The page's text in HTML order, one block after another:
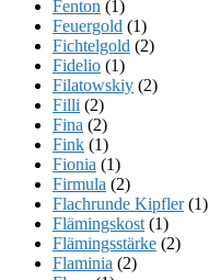
Fenton (1)
Feuergold (1)
Fichtelgold (2)
Fidelio (1)
Filatowskiy (2)
Filli (2)
Fina (2)
Fink (1)
Fionia (1)
Firmula (2)
Flachrunde Kipfler(1)
Flämingskost (1)
Flämingsstärke (2)
Flaminia (2)